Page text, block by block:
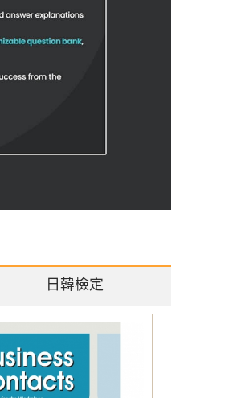
日韓檢定